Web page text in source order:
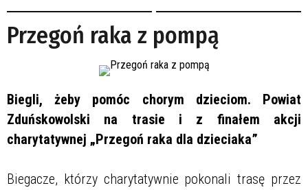
Przegoń raka z pompą
Biegli, żeby pomóc chorym dzieciom. Powiat
Zduńskowolski na trasie i z finałem akcji
charytatywnej „Przegoń raka dla dzieciaka”
Biegacze, którzy charytatywnie pokonali trasę przez